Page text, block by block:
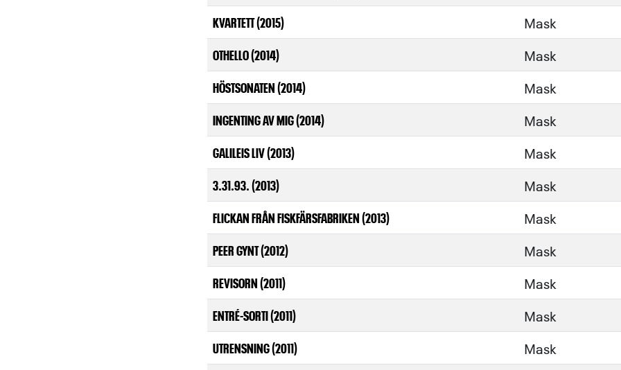
KVARTETT (2015) Mask
OTHELLO (2014) Mask
HÖSTSONATEN (2014) Mask
INGENTING AV MIG (2014) Mask
GALILEIS LIV (2013) Mask
3.31.93. (2013) Mask
FLICKAN FRÅN FISKFÄRSFABRIKEN (2013) Mask
PEER GYNT (2012) Mask
REVISORN (2011) Mask
ENTRÉ-SORTI (2011) Mask
UTRENSNING (2011) Mask